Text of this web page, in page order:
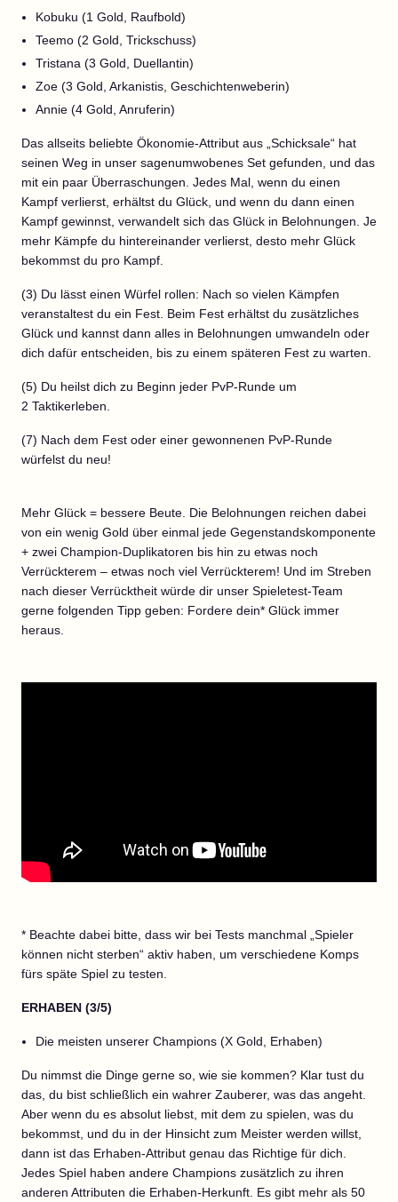
Kobuku (1 Gold, Raufbold)
Teemo (2 Gold, Trickschuss)
Tristana (3 Gold, Duellantin)
Zoe (3 Gold, Arkanistis, Geschichtenweberin)
Annie (4 Gold, Anruferin)
Das allseits beliebte Ökonomie-Attribut aus „Schicksale“ hat
seinen Weg in unser sagenumwobenes Set gefunden, und das
mit ein paar Überraschungen. Jedes Mal, wenn du einen
Kampf verlierst, erhältst du Glück, und wenn du dann einen
Kampf gewinnst, verwandelt sich das Glück in Belohnungen. Je
mehr Kämpfe du hintereinander verlierst, desto mehr Glück
bekommst du pro Kampf.
(3) Du lässt einen Würfel rollen: Nach so vielen Kämpfen
veranstaltest du ein Fest. Beim Fest erhältst du zusätzliches
Glück und kannst dann alles in Belohnungen umwandeln oder
dich dafür entscheiden, bis zu einem späteren Fest zu warten.
(5) Du heilst dich zu Beginn jeder PvP-Runde um
2 Taktikerleben.
(7) Nach dem Fest oder einer gewonnenen PvP-Runde
würfelst du neu!
Mehr Glück = bessere Beute. Die Belohnungen reichen dabei
von ein wenig Gold über einmal jede Gegenstandskomponente
+ zwei Champion-Duplikatoren bis hin zu etwas noch
Verrückterem – etwas noch viel Verrückterem! Und im Streben
nach dieser Verrücktheit würde dir unser Spieletest-Team
gerne folgenden Tipp geben: Fordere dein* Glück immer
heraus.
* Beachte dabei bitte, dass wir bei Tests manchmal „Spieler
können nicht sterben“ aktiv haben, um verschiedene Komps
fürs späte Spiel zu testen.
ERHABEN (3/5)
Die meisten unserer Champions (X Gold, Erhaben)
Du nimmst die Dinge gerne so, wie sie kommen? Klar tust du
das, du bist schließlich ein wahrer Zauberer, was das angeht.
Aber wenn du es absolut liebst, mit dem zu spielen, was du
bekommst, und du in der Hinsicht zum Meister werden willst,
dann ist das Erhaben-Attribut genau das Richtige für dich.
Jedes Spiel haben andere Champions zusätzlich zu ihren
anderen Attributen die Erhaben-Herkunft. Es gibt mehr als 50